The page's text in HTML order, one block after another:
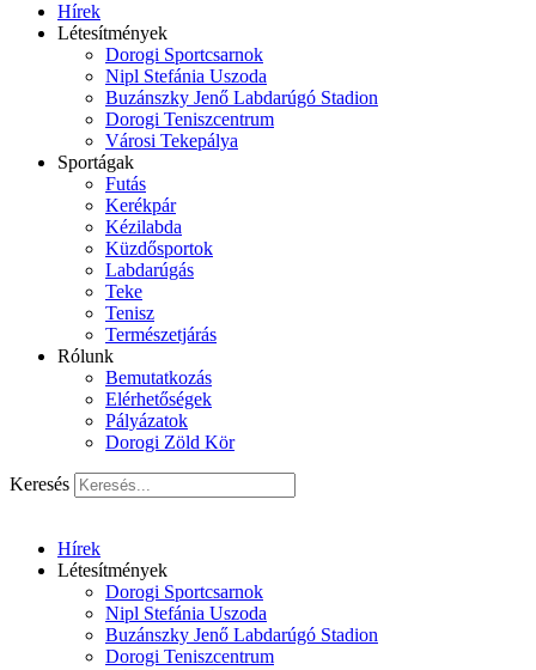
Hírek
Létesítmények
Dorogi Sportcsarnok
Nipl Stefánia Uszoda
Buzánszky Jenő Labdarúgó Stadion
Dorogi Teniszcentrum
Városi Tekepálya
Sportágak
Futás
Kerékpár
Kézilabda
Küzdősportok
Labdarúgás
Teke
Tenisz
Természetjárás
Rólunk
Bemutatkozás
Elérhetőségek
Pályázatok
Dorogi Zöld Kör
Keresés
Hírek
Létesítmények
Dorogi Sportcsarnok
Nipl Stefánia Uszoda
Buzánszky Jenő Labdarúgó Stadion
Dorogi Teniszcentrum